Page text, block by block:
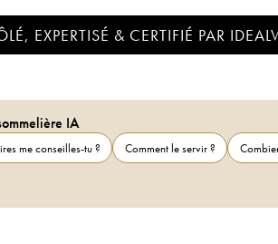
EXPERTISÉ & CERTIFIÉ PAR
IA
me conseilles-tu ? Comment le servir ?